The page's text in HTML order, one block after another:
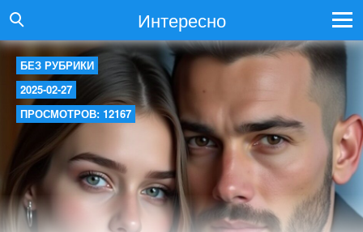
Интересно
БЕЗ РУБРИКИ
2025-02-27
ПРОСМОТРОВ: 12167